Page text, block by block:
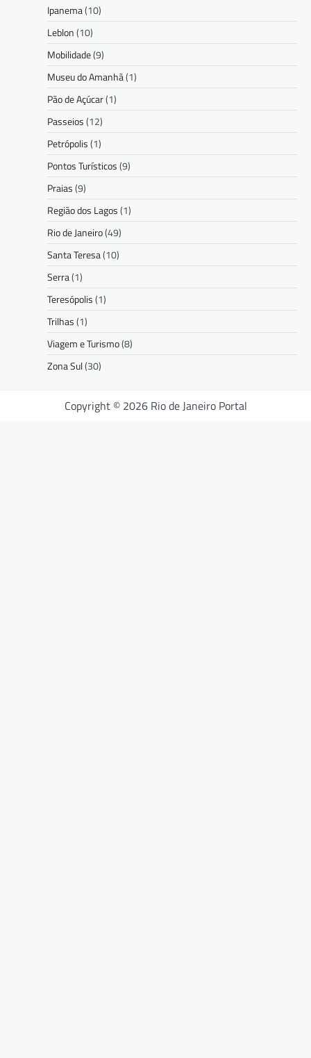
Ipanema(10)
Leblon(10)
Mobilidade(9)
Museu do Amanhã(1)
Pão de Açúcar(1)
Passeios(12)
Petrópolis(1)
Pontos Turísticos(9)
Praias(9)
Região dos Lagos(1)
Rio de Janeiro(49)
Santa Teresa(10)
Serra(1)
Teresópolis(1)
Trilhas(1)
Viagem e Turismo(8)
Zona Sul(30)
Copyright © 2026 Rio de Janeiro Portal